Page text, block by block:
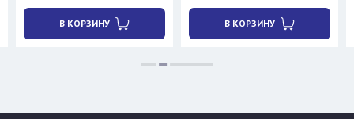
В КОРЗИНУ В КОРЗИНУ